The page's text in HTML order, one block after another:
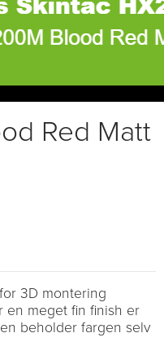
Red Matt
3D montering
en meget fin finish er
beholder fargen selv